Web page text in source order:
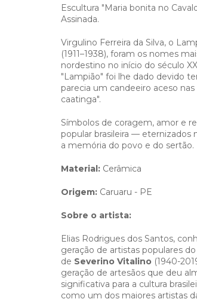
Escultura "Maria bonita no
Assinada.
Virgulino Ferreira da Silva, o
(1911–1938), foram os nomes
nordestino no início do século
"Lampião" foi lhe dado devido
parecia um candeeiro aceso
Símbolos de coragem, amor e
popular brasileira — eternizados
a memória do povo e do sertão.
Material: Cerâmica
Origem: Caruaru - PE
Sobre o artista:
Elias Rodrigues dos Santos,
geração de artistas populares
de Severino Vitalino (1940-
geração de artesãos que deu
significativa para a cultura
como um dos maiores artistas